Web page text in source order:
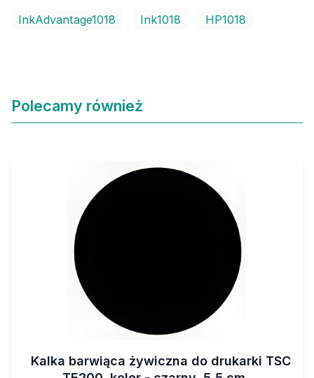
InkAdvantage1018 Ink1018 HP1018
Polecamy również
Kalka barwiąca żywiczna do drukarki TSC